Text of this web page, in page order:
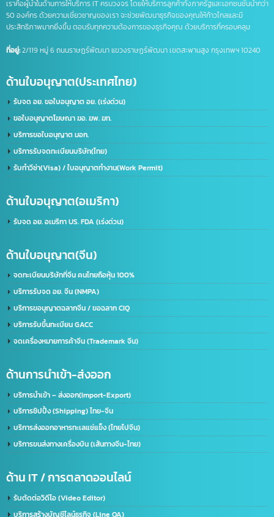
บริษัท อินเทลลิเจ็นซ์ บีสเน็ซ (ไทยเเลนด์) จำกัด
เราคือผู้นำในด้านการให้บริการ IT ครบวงจร โดยให้บริการลูกค้าทั้งภาครัฐและเอกชนชั้นนำ
50 องค์กร ด้วยความเชี่ยวชาญของเรา จะช่วยพัฒนาธุรกิจของคุณให้ก้าวไกลและมี
ประสิทธิภาพมากยิ่งขึ้น ตอบรับทุกความต้องการของธุรกิจคุณ ด้วยบริการที่ครอบคลุม
ด้านใบอนุญาต(ประเทศไทย)
ขอใบอนุญาตโฆษณา ฆอ. ฆพ. ฆท.
บริการขอใบอนุญาต มอก.
บริการรับจดทะเบียนบริษัท(ไทย)
รับทำวีซ่า(Visa) / ใบอนุญาตทำงาน(Work Permit)
ด้านใบอนุญาต(อเมริกา)
รับจด​ อย.​ อเมริกา US. FDA​ (เร่งด่วน)
ด้านใบอนุญาต(จีน)
จดทะเบียนบริษัทที่จีน คนไทยถือหุ้น 100%
บริการรับจด อย. จีน (NMPA)
บริการรับขึ้นทะเบียน GACC
จดเครื่องหมายการค้าจีน (Trademark จีน)